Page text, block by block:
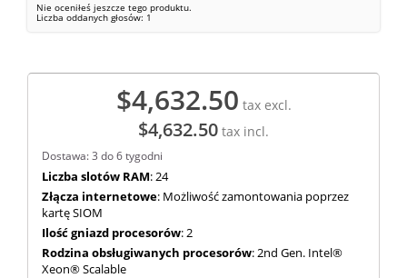
Nie oceniłeś jeszcze tego produktu.
Liczba oddanych głosów: 1
$4,632.50 tax excl.
$4,632.50 tax incl.
Dostawa: 3 do 6 tygodni
Liczba slotów RAM: 24
Złącza internetowe: Możliwość zamontowania poprzez
kartę SIOM
Ilość gniazd procesorów: 2
Rodzina obsługiwanych procesorów: 2nd Gen. Intel®
Xeon® Scalable